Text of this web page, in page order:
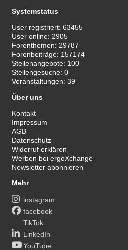
Systemstatus
User registriert:63455
User online: 2905
Forenthemen: 29787
Forenbeiträge: 157174
Stellenangebote: 100
Stellengesuche:0
Veranstaltungen:39
Über uns
Kontakt
Impressum
AGB
Datenschutz
Widerruf erklären
Werben bei ergoXchange
Newsletter abonnieren
Mehr
instagram
facebook
TikTok
LinkedIn
YouTube